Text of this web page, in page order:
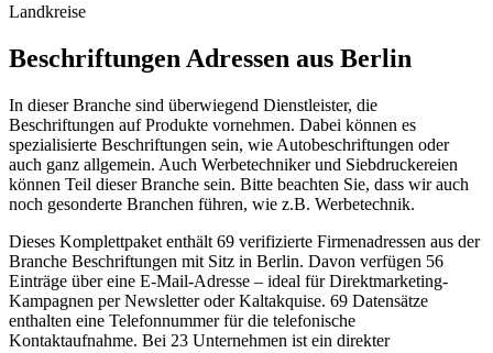
Landkreise
Beschriftungen Adressen aus Berlin
In dieser Branche sind überwiegend Dienstleister, die
Beschriftungen auf Produkte vornehmen. Dabei können es
spezialisierte Beschriftungen sein, wie Autobeschriftungen oder
auch ganz allgemein. Auch Werbetechniker und Siebdruckereien
können Teil dieser Branche sein. Bitte beachten Sie, dass wir auch
noch gesonderte Branchen führen, wie z.B. Werbetechnik.
Dieses Komplettpaket enthält 69 verifizierte Firmenadressen aus der
Branche Beschriftungen mit Sitz in Berlin. Davon verfügen 56
Einträge über eine E-Mail-Adresse – ideal für Direktmarketing-
Kampagnen per Newsletter oder Kaltakquise. 69 Datensätze
enthalten eine Telefonnummer für die telefonische
Kontaktaufnahme. Bei 23 Unternehmen ist ein direkter